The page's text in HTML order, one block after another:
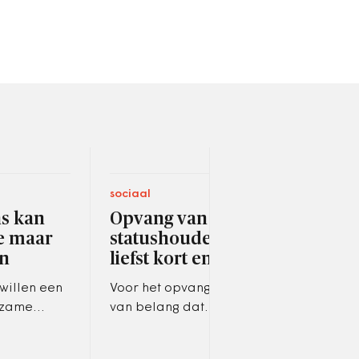
kan
maar
willen een
sociaal
Opvang van
statushouders het
liefst kort en actief
Voor het opvangbeleid is het
van belang dat